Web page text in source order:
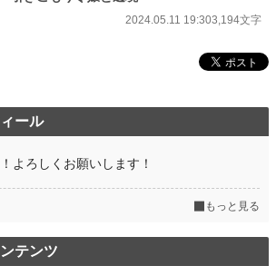
2024.05.11 19:303,194文字
ール
よろしくお願いします！
もっと見る
テンツ